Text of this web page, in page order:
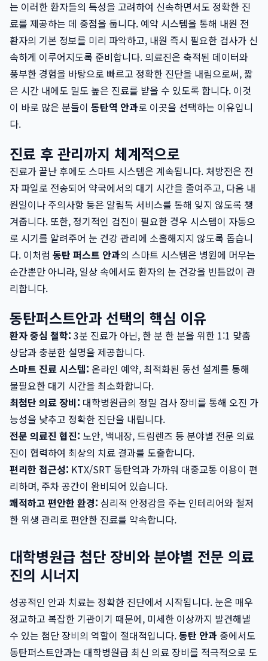
는 이러한 환자들의 특성을 고려하여 신속하면서도 정확한 진
료를 제공하는 데 중점을 둡니다. 예약 시스템을 통해 내원 전
환자의 기본 정보를 미리 파악하고, 내원 즉시 필요한 검사가 신
속하게 이루어지도록 준비합니다. 의료진은 축적된 데이터와
풍부한 경험을 바탕으로 빠르고 정확한 진단을 내림으로써, 짧
은 시간 내에도 밀도 높은 진료를 받을 수 있도록 합니다. 이것
이 바로 많은 분들이 동탄역 안과로 이곳을 선택하는 이유입니
다.
진료 후 관리까지 체계적으로
진료가 끝난 후에도 스마트 시스템은 계속됩니다. 처방전은 전
자 파일로 전송되어 약국에서의 대기 시간을 줄여주고, 다음 내
원일이나 주의사항 등은 알림톡 서비스를 통해 잊지 않도록 챙
겨줍니다. 또한, 정기적인 검진이 필요한 경우 시스템이 자동으
로 시기를 알려주어 눈 건강 관리에 소홀해지지 않도록 돕습니
다. 이처럼 동탄 퍼스트 안과의 스마트 시스템은 병원에 머무는
순간뿐만 아니라, 일상 속에서도 환자의 눈 건강을 빈틈없이 관
리합니다.
동탄퍼스트안과 선택의 핵심 이유
환자 중심 철학: 3분 진료가 아닌, 한 분 한 분을 위한 1:1 맞춤
상담과 충분한 설명을 제공합니다.
스마트 진료 시스템: 온라인 예약, 최적화된 동선 설계를 통해
불필요한 대기 시간을 최소화합니다.
최첨단 의료 장비: 대학병원급의 정밀 검사 장비를 통해 오진 가
능성을 낮추고 정확한 진단을 내립니다.
전문 의료진 협진: 노안, 백내장, 드림렌즈 등 분야별 전문 의료
진이 협력하여 최상의 치료 결과를 도출합니다.
편리한 접근성: KTX/SRT 동탄역과 가까워 대중교통 이용이 편
리하며, 주차 공간이 완비되어 있습니다.
쾌적하고 편안한 환경: 심리적 안정감을 주는 인테리어와 철저
한 위생 관리로 편안한 진료를 약속합니다.
대학병원급 첨단 장비와 분야별 전문 의료
진의 시너지
성공적인 안과 치료는 정확한 진단에서 시작됩니다. 눈은 매우
정교하고 복잡한 기관이기 때문에, 미세한 이상까지 발견해낼
수 있는 첨단 장비의 역할이 절대적입니다.동탄 안과 중에서도
동탄퍼스트안과는 대학병원급 최신 의료 장비를 적극적으로 도